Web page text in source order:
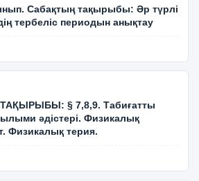
Сабақтың тақырыбы: Әр түрлі
тербеліс периодын анықтау
§ 7,8,9. Табиғатты
әдістері. Физикалық
Физикалық терия.